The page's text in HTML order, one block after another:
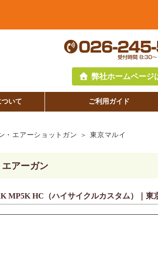
弊社ホームページ
いて ご利用ガイド
・エアーショットガン 東京マルイ
アーガン
MP5K HC（ハイサイクルカスタム）｜東